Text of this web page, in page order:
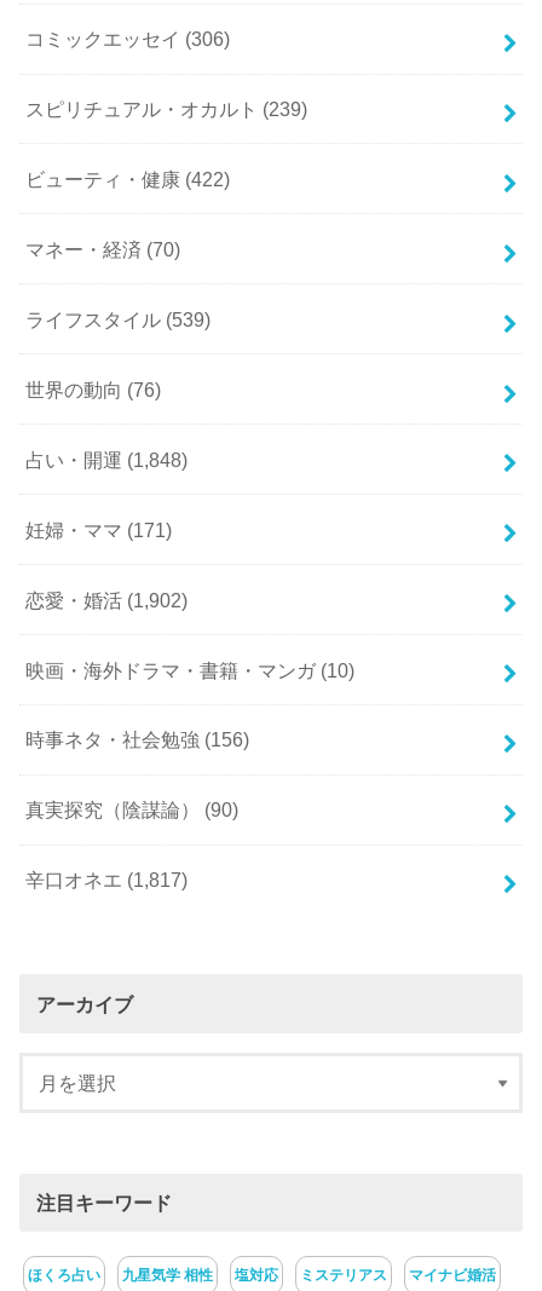
コミックエッセイ (306)
スピリチュアル・オカルト (239)
ビューティ・健康 (422)
マネー・経済 (70)
ライフスタイル (539)
世界の動向 (76)
占い・開運 (1,848)
妊婦・ママ (171)
恋愛・婚活 (1,902)
映画・海外ドラマ・書籍・マンガ (10)
時事ネタ・社会勉強 (156)
真実探究（陰謀論） (90)
辛口オネエ (1,817)
アーカイブ
注目キーワード
ほくろ占い 九星気学 相性 塩対応 ミステリアス マイナビ婚活